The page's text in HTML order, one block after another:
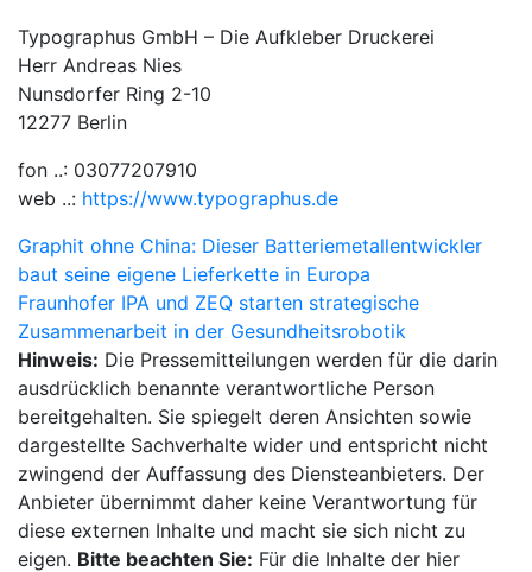
Typographus GmbH – Die Aufkleber Druckerei
Herr Andreas Nies
Nunsdorfer Ring 2-10
12277 Berlin
fon ..: 03077207910
web ..: https://www.typographus.de
Beitragsnavigation
Graphit ohne China: Dieser Batteriemetallentwickler
baut seine eigene Lieferkette in Europa
Fraunhofer IPA und ZEQ starten strategische
Zusammenarbeit in der Gesundheitsrobotik
Hinweis: Die Pressemitteilungen werden für die darin
ausdrücklich benannte verantwortliche Person
bereitgehalten. Sie spiegelt deren Ansichten sowie
dargestellte Sachverhalte wider und entspricht nicht
zwingend der Auffassung des Diensteanbieters. Der
Anbieter übernimmt daher keine Verantwortung für
diese externen Inhalte und macht sie sich nicht zu
eigen. Bitte beachten Sie: Für die Inhalte der hier